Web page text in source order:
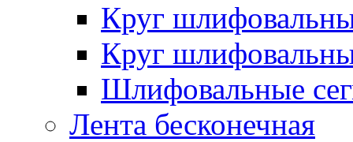
Круг
Круг
Шлифовальные
Лента бесконечная